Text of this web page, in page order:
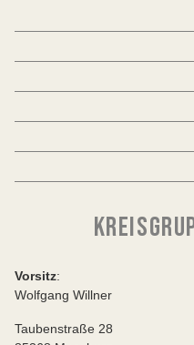
Vorsitz:
Wolfgang Willner
Taubenstraße 28